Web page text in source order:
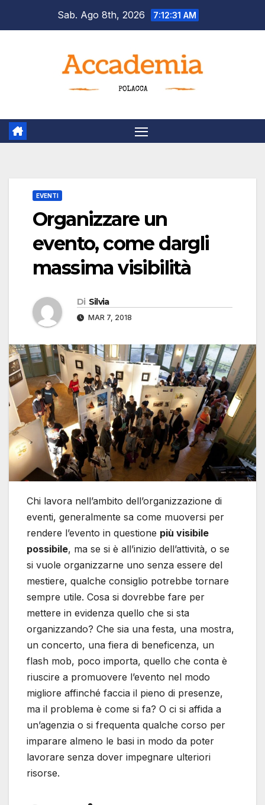
Sab. Ago 8th, 2026 7:12:31 AM
EVENTI
Organizzare un
evento, come dargli
massima visibilità
Di Silvia
MAR 7, 2018
Chi lavora nell’ambito dell’organizzazione di
eventi, generalmente sa come muoversi per
rendere l’evento in questione più visibile
possibile, ma se si è all’inizio dell’attività, o se
si vuole organizzarne uno senza essere del
mestiere, qualche consiglio potrebbe tornare
sempre utile. Cosa si dovrebbe fare per
mettere in evidenza quello che si sta
organizzando? Che sia una festa, una mostra,
un concerto, una fiera di beneficenza, un
flash mob, poco importa, quello che conta è
riuscire a promuovere l’evento nel modo
migliore affinché faccia il pieno di presenze,
ma il problema è come si fa? O ci si affida a
un’agenzia o si frequenta qualche corso per
imparare almeno le basi in modo da poter
lavorare senza dover impegnare ulteriori
risorse.